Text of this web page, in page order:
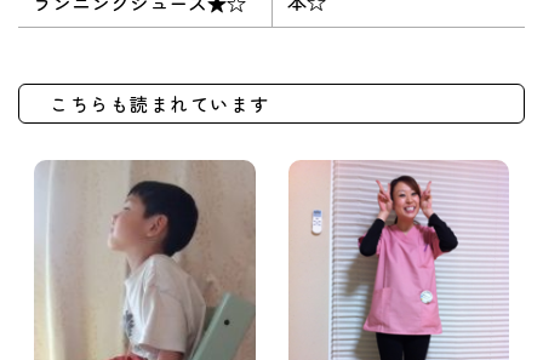
こちらも読まれています